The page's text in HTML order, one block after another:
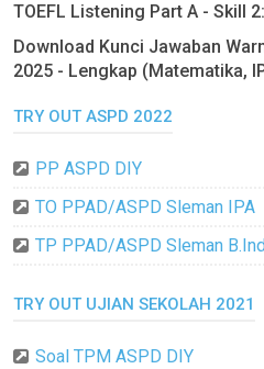
TOEFL Listening Part A - Skill
Download Kunci Jawaban
2025 - Lengkap (Matematika,
TRY OUT ASPD 2022
PP ASPD DIY
TO PPAD/ASPD Sleman IPA
TP PPAD/ASPD Sleman
TRY OUT UJIAN SEKOLAH 2021
Soal TPM ASPD DIY